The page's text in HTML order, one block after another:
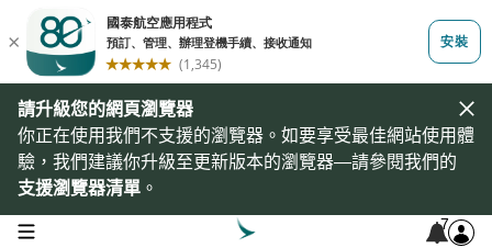
請升級您的網頁瀏覽器
你正在使用我們不支援的瀏覽器。如要享受最佳網站使用體
驗，我們建議你升級至更新版本的瀏覽器—請參閱我們的
支援瀏覽器清單 。
open navigation menu 7